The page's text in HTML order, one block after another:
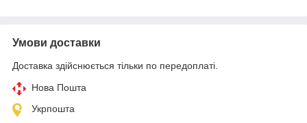
Умови доставки
Доставка здійснюється тільки по передоплаті.
Нова Пошта
Укрпошта